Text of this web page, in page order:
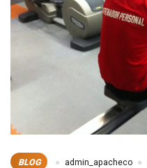
BLOG admin_apacheco